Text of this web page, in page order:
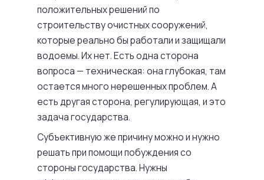
положительных решений по
строительству очистных сооружений,
которые реально бы работали и защищали
водоемы. Их нет. Есть одна сторона
вопроса — техническая: она глубокая, там
остается много нерешенных проблем. А
есть другая сторона, регулирующая, и это
задача государства.
Субъективную же причину можно и нужно
решать при помощи побуждения со
стороны государства. Нужны